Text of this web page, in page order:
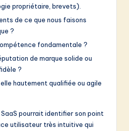
propriétaire, brevets).
de ce que nous faisons
?
fondamentale ?
de marque solide ou
?
hautement qualifiée ou agile
pourrait identifier son point
utilisateur très intuitive qui